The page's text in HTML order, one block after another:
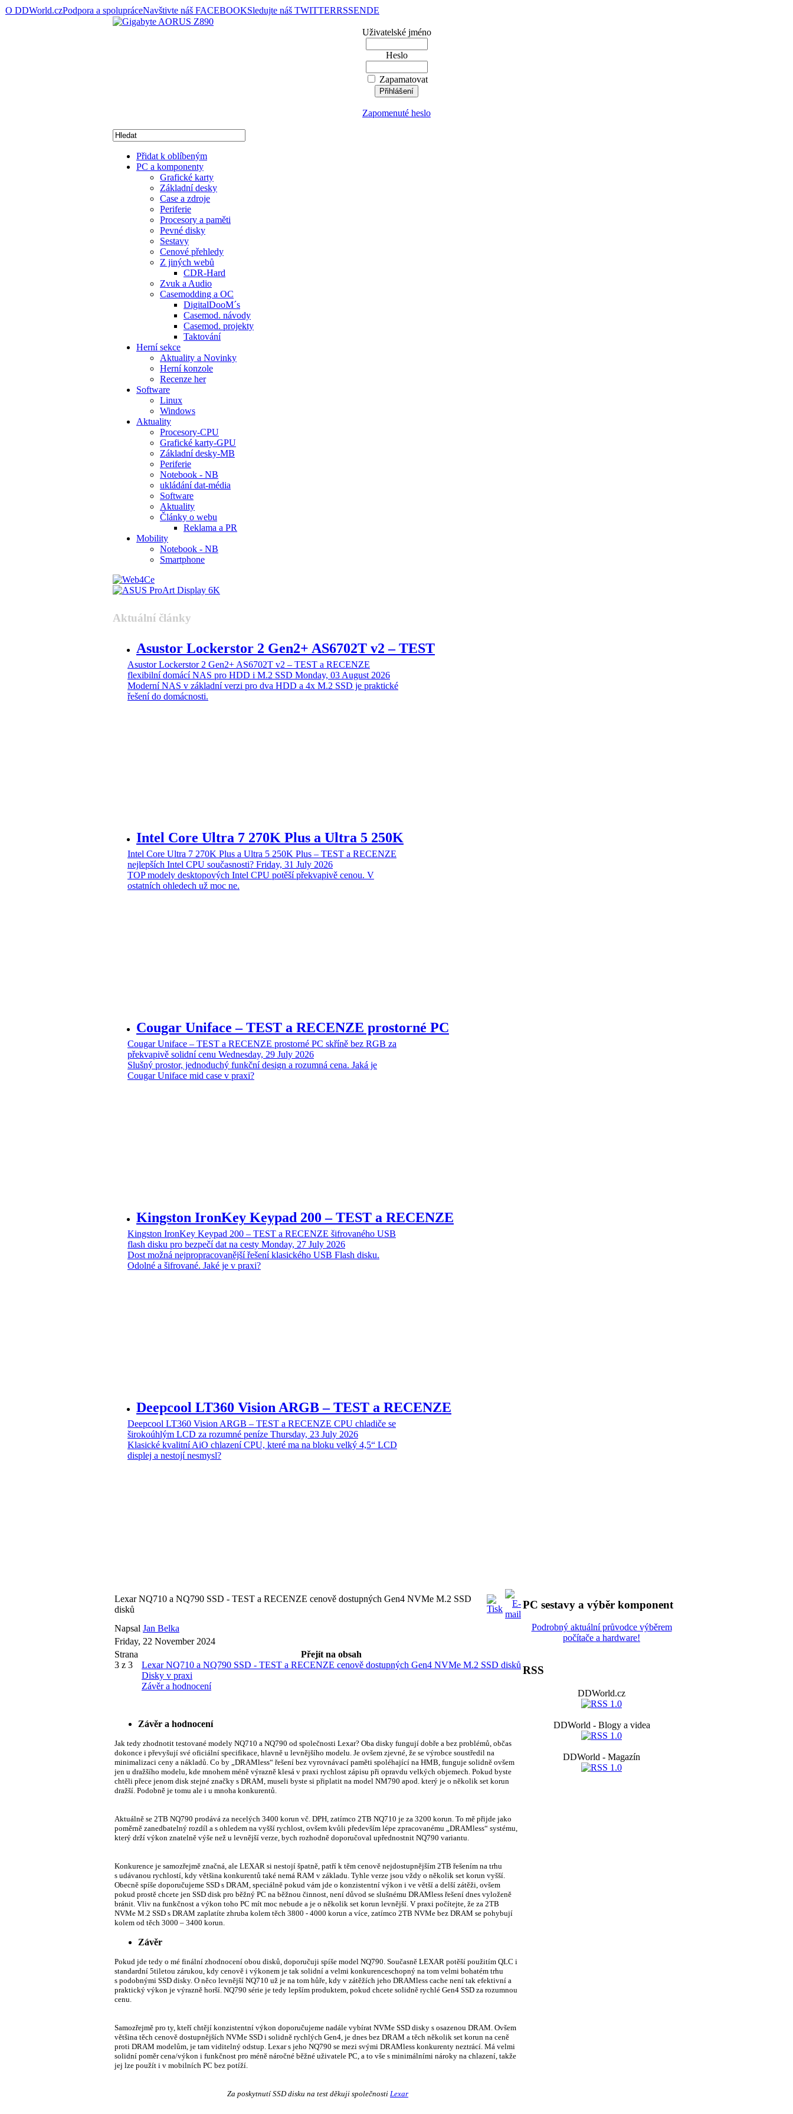
O DDWorld.czPodpora a spolupráceNavštivte náš FACEBOOKSledujte náš TWITTERRSSENDE
Uživatelské jméno
Heslo
Zapamatovat
Zapomenuté heslo
Přidat k oblíbeným
PC a komponenty
Grafické karty
Základní desky
Case a zdroje
Periferie
Procesory a paměti
Pevné disky
Sestavy
Cenové přehledy
Z jiných webů
CDR-Hard
Zvuk a Audio
Casemodding a OC
DigitalDooM´s
Casemod. návody
Casemod. projekty
Taktování
Herní sekce
Aktuality a Novinky
Herní konzole
Recenze her
Software
Linux
Windows
Aktuality
Procesory-CPU
Grafické karty-GPU
Základní desky-MB
Periferie
Notebook - NB
ukládání dat-média
Software
Aktuality
Články o webu
Reklama a PR
Mobility
Notebook - NB
Smartphone
Aktuální články
Asustor Lockerstor 2 Gen2+ AS6702T v2 – TEST
Asustor Lockerstor 2 Gen2+ AS6702T v2 – TEST a RECENZE
flexibilní domácí NAS pro HDD i M.2 SSD Monday, 03 August 2026
Moderní NAS v základní verzi pro dva HDD a 4x M.2 SSD je praktické
řešení do domácnosti.
Intel Core Ultra 7 270K Plus a Ultra 5 250K
Intel Core Ultra 7 270K Plus a Ultra 5 250K Plus – TEST a RECENZE
nejlepších Intel CPU současnosti? Friday, 31 July 2026
TOP modely desktopových Intel CPU potěší překvapivě cenou. V
ostatních ohledech už moc ne.
Cougar Uniface – TEST a RECENZE prostorné PC
Cougar Uniface – TEST a RECENZE prostorné PC skříně bez RGB za
překvapivě solidní cenu Wednesday, 29 July 2026
Slušný prostor, jednoduchý funkční design a rozumná cena. Jaká je
Cougar Uniface mid case v praxi?
Kingston IronKey Keypad 200 – TEST a RECENZE
Kingston IronKey Keypad 200 – TEST a RECENZE šifrovaného USB
flash disku pro bezpečí dat na cesty Monday, 27 July 2026
Dost možná nejpropracovanější řešení klasického USB Flash disku.
Odolné a šifrované. Jaké je v praxi?
Deepcool LT360 Vision ARGB – TEST a RECENZE
Deepcool LT360 Vision ARGB – TEST a RECENZE CPU chladiče se
širokoúhlým LCD za rozumné peníze Thursday, 23 July 2026
Klasické kvalitní AiO chlazení CPU, které ma na bloku velký 4,5“ LCD
displej a nestojí nesmysl?
Lexar NQ710 a NQ790 SSD - TEST a RECENZE cenově dostupných Gen4 NVMe M.2 SSD
disků
Napsal Jan Belka
Friday, 22 November 2024
Přejít na obsah
Lexar NQ710 a NQ790 SSD - TEST a RECENZE cenově dostupných Gen4 NVMe M.2 SSD disků
Disky v praxi
Závěr a hodnocení
Strana
3 z 3
Závěr a hodnocení
Jak tedy zhodnotit testované modely NQ710 a NQ790 od společnosti Lexar? Oba disky fungují dobře a bez problémů, občas
dokonce i převyšují své oficiální specifikace, hlavně u levnějšího modelu. Je ovšem zjevné, že se výrobce soustředil na
minimalizaci ceny a nákladů. Co by „DRAMless“ řešení bez vyrovnávací paměti spoléhající na HMB, funguje solidně ovšem
jen u dražšího modelu, kde mnohem méně výrazně klesá v praxi rychlost zápisu při opravdu velkých objemech. Pokud byste
chtěli přece jenom disk stejné značky s DRAM, museli byste si připlatit na model NM790 apod. který je o několik set korun
dražší. Podobně je tomu ale i u mnoha konkurentů.
Aktuálně se 2TB NQ790 prodává za necelých 3400 korun vč. DPH, zatímco 2TB NQ710 je za 3200 korun. To mě přijde jako
poměrně zanedbatelný rozdíl a s ohledem na vyšší rychlost, ovšem kvůli především lépe zpracovanému „DRAMless“ systému,
který drží výkon znatelně výše než u levnější verze, bych rozhodně doporučoval upřednostnit NQ790 variantu.
Konkurence je samozřejmě značná, ale LEXAR si nestojí špatně, patří k těm cenově nejdostupnějším 2TB řešením na trhu
s udávanou rychlostí, kdy většina konkurentů také nemá RAM v základu. Tyhle verze jsou vždy o několik set korun vyšší.
Obecně spíše doporučujeme SSD s DRAM, speciálně pokud vám jde o konzistentní výkon i ve větší a delší zátěži, ovšem
pokud prostě chcete jen SSD disk pro běžný PC na běžnou činnost, není důvod se slušnému DRAMless řešení dnes vyloženě
bránit. Vliv na funkčnost a výkon toho PC mít moc nebude a je o několik set korun levnější. V praxi počítejte, že za 2TB
NVMe M.2 SSD s DRAM zaplatíte zhruba kolem těch 3800 - 4000 korun a více, zatímco 2TB NVMe bez DRAM se pohybují
kolem od těch 3000 – 3400 korun.
Závěr
Pokud jde tedy o mé finální zhodnocení obou disků, doporučuji spíše model NQ790. Současně LEXAR potěší použitím QLC i
standardní 5tiletou zárukou, kdy cenově i výkonem je tak solidní a velmi konkurenceschopný na tom velmi bohatém trhu
s podobnými SSD disky. O něco levnější NQ710 už je na tom hůře, kdy v zátěžích jeho DRAMless cache není tak efektivní a
praktický výkon je výrazně horší. NQ790 série je tedy lepším produktem, pokud chcete solidně rychlé Gen4 SSD za rozumnou
cenu.
Samozřejmě pro ty, kteří chtějí konzistentní výkon doporučujeme nadále vybírat NVMe SSD disky s osazenou DRAM. Ovšem
většina těch cenově dostupnějších NVMe SSD i solidně rychlých Gen4, je dnes bez DRAM a těch několik set korun na ceně
proti DRAM modelům, je tam viditelný odstup. Lexar s jeho NQ790 se mezi svými DRAMless konkurenty neztrácí. Má velmi
solidní poměr cena/výkon i funkčnost pro méně náročné běžné uživatele PC, a to vše s minimálními nároky na chlazení, takže
jej lze použít i v mobilních PC bez potíží.
Za poskytnutí SSD disku na test děkuji společnosti Lexar
PC sestavy a výběr komponent
Podrobný aktuální průvodce výběrem
počítače a hardware!
RSS
DDWorld.cz
DDWorld - Blogy a videa
DDWorld - Magazín